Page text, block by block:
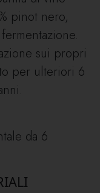
pinot nero,
sui propri
per ulteriori 6
da 6